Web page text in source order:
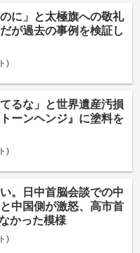
に」と太極旗への敬礼
が過去の事例を検証し
)
るな」と世界遺産汚損
ーンヘンジ』に塗料を
)
。日中首脳会談での中
中国側が激怒、高市首
かった模様
)